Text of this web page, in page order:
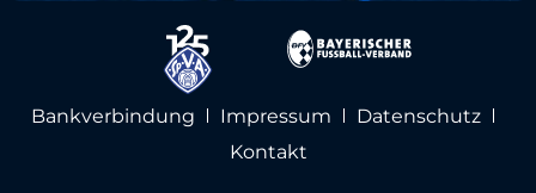
Bankverbindung Impressum
Datenschutz
Kontakt